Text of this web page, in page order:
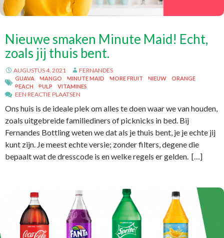
Nieuwe smaken Minute Maid! Echt,
zoals jij thuis bent.
AUGUSTUS 4, 2021 FERNANDES
GUAVA MANGO MINUTE MAID MORE FRUIT NIEUW
ORANGE
PEACH
PULP VITAMINES
EEN REACTIE PLAATSEN
Ons huis is de ideale plek om alles te doen waar we van houden,
zoals uitgebreide familiediners of picknicks in bed. Bij
Fernandes Bottling weten we dat als je thuis bent, je je echte jij
kunt zijn. Je meest echte versie; zonder filters, degene die
bepaalt wat de dresscode is en welke regels er gelden. […]